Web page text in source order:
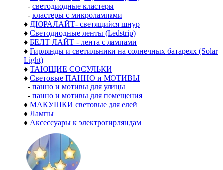
- светодиодные кластеры
- кластеры с микролампами
♦ ДЮРАЛАЙТ- светящийся шнур
♦ Светодиодные ленты (Ledstrip)
♦ БЕЛТ ЛАЙТ - лента с лампами
♦ Гирлянды и светильники на солнечных батареях (Solar
Light)
♦ ТАЮЩИЕ СОСУЛЬКИ
♦ Световые ПАННО и МОТИВЫ
- панно и мотивы для улицы
- панно и мотивы для помещения
♦ МАКУШКИ световые для елей
♦ Лампы
♦ Аксессуары к электрогирляндам